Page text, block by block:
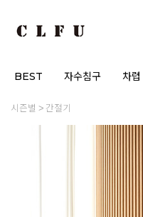
BEST 자수침구 차렵
시즌별 간절기